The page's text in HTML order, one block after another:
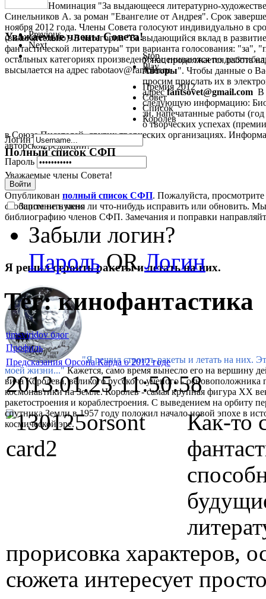
Номинация "За выдающееся литературно-
Синельников А. за роман "Евангелие от Андрея". Срок
ноября 2012 года. Члены Совета голосуют индивидуально в
(включительно). В категории "За выдающийся вклад в
фантастической литературы" три варианта голосования: "за",
остальных категориях произведения оцениваются по
высылается на адрес rabotaov@rambler.ru
Уважаемые члены Совета!
У нас продолжается работа
Авторы". Чтобы данные о
просим прислать их в
адресfantsovet@gmail.com В
следующую информацию:
зн, напечатанные работы
о творческих успехах
в Союзе Писателей, других творческих организациях.
авторской редакции!
Полный список СФП
Уважаемые члены Совета!
Опубликован полный список СФП. Пожалуйста,
сообщите не нужно ли что-нибудь исправить или обновить.
библиографию членов СФП. Замечания и поправки
Я решил строить ракеты и летать на них.
"Я решил строить ракеты и летать на них.
моей жизни..." Кажется, само время вынесло его на вершину
вича Королева, великого русского ученого - основоположника
космонавтики на Земле. Королев - самая крупная фигура XX
ракетостроения и кораблестроения. С выведением на орбиту
спутника Земли в 1957 году положил начало новой эпохе в
космической эре.
Previous
Next
Stop
Play
Премия 2012
Совет
Список
Королев
Логин
Пароль
Войти
Запомнить меня
Забыли логин?
ПарольORЛогин
Тег: кинофантастика
timsviridov блог
Профиль
Предсказания Орсона Карда о 2012 годе
2013.01.25 11:50:58
Как-то
прорисовка характеров,
сюжета интересует